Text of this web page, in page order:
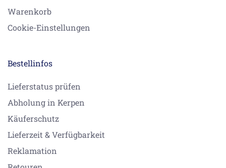
Warenkorb
Cookie-Einstellungen
Bestellinfos
Lieferstatus prüfen
Abholung in Kerpen
Käuferschutz
Lieferzeit & Verfügbarkeit
Reklamation